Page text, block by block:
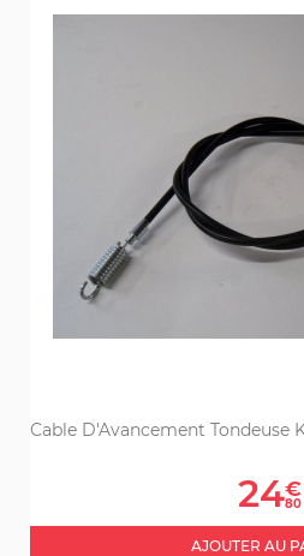
Cable D'Avancement Tondeuse
Prix
24€
80
AJOUTER AU